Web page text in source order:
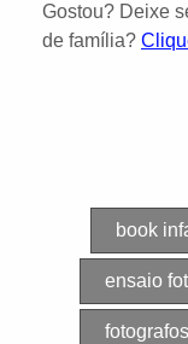
Gostou? Deixe
de família?
book
ensaio